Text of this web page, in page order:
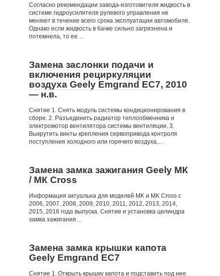
Согласно рекомендации завода-изготовителя жидкость в
системе гидроусилителя рулевого управления не
меняют в течение всего срока эксплуатации автомобиля.
Однако если жидкость в бачке сильно загрязнена и
потемнела, то ее…
Замена заслонки подачи и
включения рециркуляции
воздуха Geely Emgrand EC7, 2010
— н.в.
Снятие 1. Снять модуль системы кондиционирования в
сборе. 2. Разъединить радиатор теплообменника и
электромотор вентилятора системы вентиляции. 3.
Выкрутить винты крепления сервопривода контроля
поступления холодного или горячего воздуха,…
Замена замка зажигания Geely МК
/ МК Cross
Информация актуальна для моделей MK и MK Cross с
2006, 2007, 2008, 2009, 2010, 2011, 2012, 2013, 2014,
2015, 2016 года выпуска. Снятие и установка цилиндра
замка зажигания…
Замена замка крышки капота
Geely Emgrand EC7
Снятие 1. Открыть крышку капота и подставить под нее